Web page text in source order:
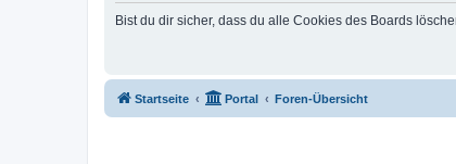
Bist du dir sicher, dass du alle Cookies des Boards
Startseite Portal Foren-Übersicht